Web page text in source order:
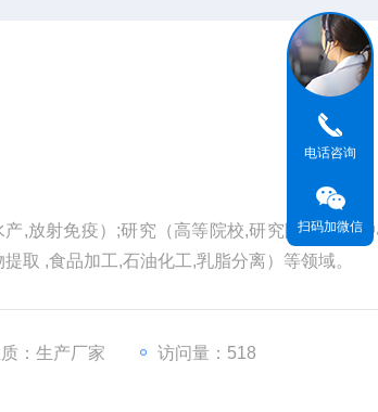
,放射免疫）;研究（高等院校,研究院所,研发
取 ,食品加工,石油化工,乳脂分离）等领域。
：生产厂家 访问量：518
电话咨询
扫码加微信